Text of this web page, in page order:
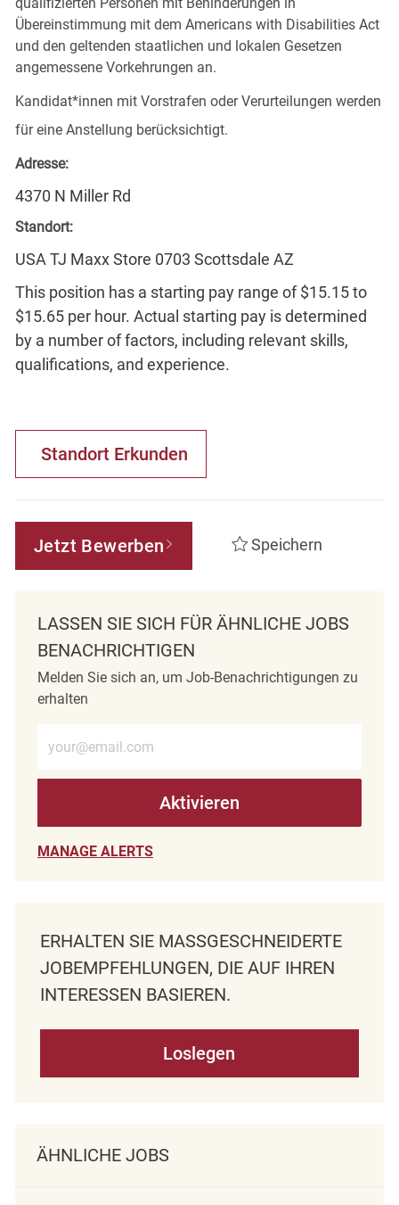
Übereinstimmung mit dem Americans with Disabilities Act
und den geltenden staatlichen und lokalen Gesetzen
angemessene Vorkehrungen an.
Kandidat*innen mit Vorstrafen oder Verurteilungen werden
für eine Anstellung berücksichtigt.
Adresse:
4370 N Miller Rd
Standort:
USA TJ Maxx Store 0703 Scottsdale AZ
This position has a starting pay range of $15.15 to
$15.65 per hour. Actual starting pay is determined
by a number of factors, including relevant skills,
qualifications, and experience.
Standort Erkunden
Jetzt Bewerben Speichern
LASSEN SIE SICH FÜR ÄHNLICHE JOBS
BENACHRICHTIGEN
Melden Sie sich an, um Job-Benachrichtigungen zu
erhalten
Aktivieren
MANAGE ALERTS
ERHALTEN SIE MASSGESCHNEIDERTE J
OBEMPFEHLUNGEN, DIE AUF IHREN I
NTERESSEN BASIEREN.
Loslegen
ÄHNLICHE JOBS